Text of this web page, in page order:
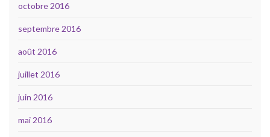
octobre 2016
septembre 2016
août 2016
juillet 2016
juin 2016
mai 2016